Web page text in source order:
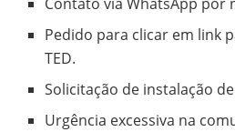
Pedido para clicar em link
TED.
Solicitação de instalação
Urgência excessiva na